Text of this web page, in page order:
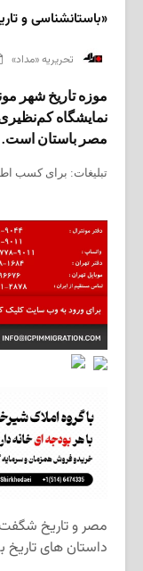
«باستانشناسی و
‌ تحریریه «مداد»
نمایشگاه کم‌نظیری
مصر باستان است.
تبلیغات: برای کسب
مصر و تاریخ
داستان های تاریخ